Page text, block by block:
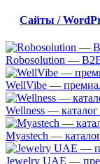
Сайты /
Robosolution —
WellVibe —
Wellness — каталог
Myastech —
Jewelry UAE —